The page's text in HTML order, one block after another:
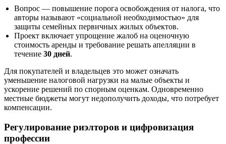
Вопрос — повышение порога освобождения от налога, что
авторы называют «социальной необходимостью» для
защиты семейных первичных жилых объектов.
Проект включает упрощение жалоб на оценочную
стоимость аренды и требование решать апелляции в
течение 30 дней.
Для покупателей и владельцев это может означать
уменьшение налоговой нагрузки на малые объекты и
ускорение решений по спорным оценкам. Одновременно
местные бюджеты могут недополучить доходы, что потребует
компенсации.
Регулирование риэлторов и цифровизация
профессии